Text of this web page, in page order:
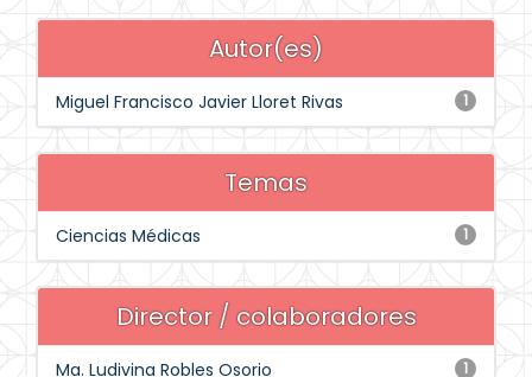
Autor(es)
1
Miguel Francisco Javier Lloret Rivas
Temas
1
Ciencias Médicas
Director / colaboradores
1
Ma. Ludivina Robles Osorio